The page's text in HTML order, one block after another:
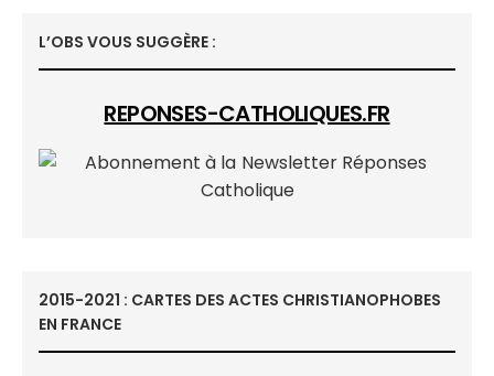
L’OBS VOUS SUGGÈRE :
REPONSES-CATHOLIQUES.FR
2015-2021 : CARTES DES ACTES CHRISTIANOPHOBES
EN FRANCE